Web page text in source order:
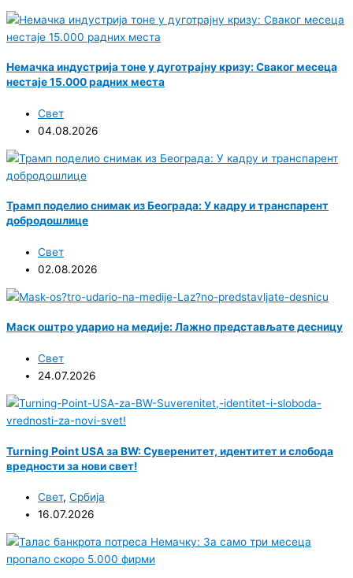
Немачка индустрија тоне у дуготрајну кризу: Сваког месеца
нестаје 15.000 радних места
Свет
04.08.2026
Трамп поделио снимак из Београда: У кадру и транспарент
добродошлице
Свет
02.08.2026
Маск оштро ударио на медије: Лажно представљате десницу
Свет
24.07.2026
Turning Point USA за BW: Суверенитет, идентитет и слобода
вредности за нови свет!
Свет, Србија
16.07.2026